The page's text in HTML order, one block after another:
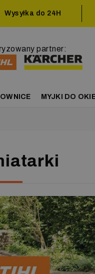
Wysyłka do 24H
partner:
MYJKI DO